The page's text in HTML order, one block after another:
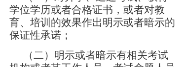
学位学历或者合格证书，或者对教
育、培训的效果作出明示或者暗示的
保证性承诺；
（二）明示或者暗示有相关考试